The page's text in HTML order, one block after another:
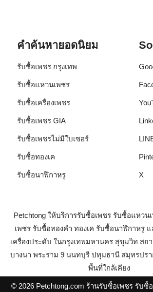
คำค้นหายอดนิยม
รับซื้อเพชร กรุงเทพ
รับซื้อแหวนเพชร
รับซื้อเครื่องเพชร
รับซื้อเพชร GIA
รับซื้อเพชรไม่มีใบเซอร์
รับซื้อทองเค
รับซื้อนาฬิกาหรู X
Petchtong ให้บริการรับซื้อเพชร รับซื้อแหวน
เพชร รับซื้อทองคำ ทองเค รับซื้อนาฬิกาหรู
เครื่องประดับ ในกรุงเทพมหานคร สุขุมวิท สย
บางนา พระราม 9 นนทบุรี ปทุมธานี สมุทรปร
พื้นที่ใกล้เคียง
© 2026 Petchtong.com ร้านรับซื้อเพชร รับซื้